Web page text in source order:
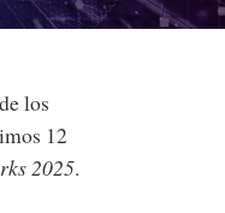
los
12
2025.